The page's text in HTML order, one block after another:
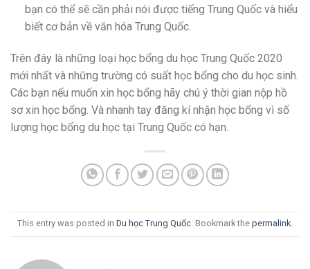
bạn có thể sẽ cần phải nói được tiếng Trung Quốc và hiểu
biết cơ bản về văn hóa Trung Quốc.
Trên đây là những loại học bổng du học Trung Quốc 2020
mới nhất và những trường có suất học bổng cho du học sinh.
Các bạn nếu muốn xin học bổng hãy chú ý thời gian nộp hồ
sơ xin học bổng. Và nhanh tay đăng kí nhận học bổng vì số
lượng học bổng du học tại Trung Quốc có hạn.
This entry was posted in Du học Trung Quốc. Bookmark the permalink.